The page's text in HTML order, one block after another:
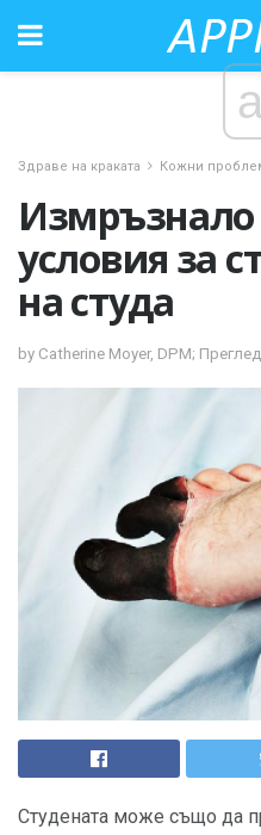
Здраве на краката Кожни
Измръзнало
условия за
на студа
by Catherine Moyer, DPM;
Студената може също да